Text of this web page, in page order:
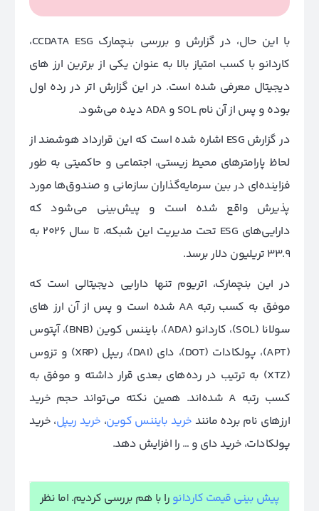
با این حال، در گزارش و بررسی بنچمارک CCDATA ESG،
کاردانو با کسب امتیاز بالا به عنوان یکی از برترین ارز های
دیجیتال معرفی شده است. در این گزارش اتر در رده اول
بوده و پس از آن نام SOL و ADA دیده می‌شود.
در گزارش ESG اشاره شده است که این قرارداد هوشمند از
لحاظ پارامتر‌های محیط زیستی، اجتماعی و حاکمیتی به طور
فزاینده‌ای در بین سرمایه‌گذاران سازمانی و صندوق‌‌ها مورد
پذیرش واقع شده است و پیش‌بینی می‌شود که
دارایی‌های ESG تحت مدیریت این شبکه، تا سال 2026 به
33.9 تریلیون دلار برسد.
در این بنچمارک، اتریوم تنها دارایی دیجیتالی است که
موفق به کسب رتبه AA شده است و پس از آن ارز های
سولانا (SOL)،
کاردانو (ADA)، بایننس کوین (BNB)، آپتوس
(APT)، پولکادات (DOT)، دای (DAI)، ریپل (XRP)
و تزوس
(XTZ) به ترتیب در رده‌های بعدی قرار داشته و موفق به
کسب رتبه A شده‌اند. همین نکته می‌تواند حجم خرید
ارزهای نام برده مانند خرید بایننس کوین، خرید ریپل، خرید
پولکادات، خرید دای و … را افزایش دهد.
پیش بینی قیمت کاردانو را با هم بررسی کردیم. اما نظر